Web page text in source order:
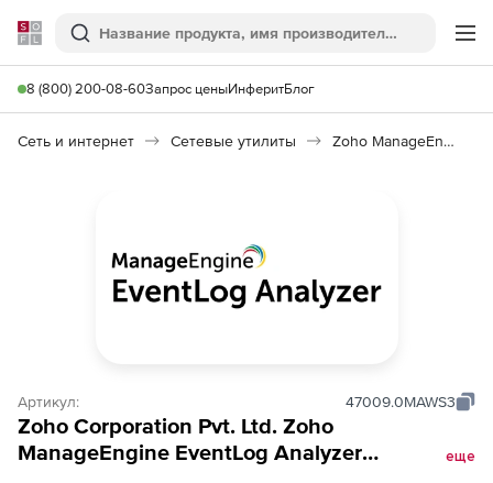
Softline
Поиск
8 (800) 200-08-60Запрос ценыИнферитБлог
Сеть и интернет Сетевые утилиты Zoho ManageEngine EventLog Analyzer
Артикул: 47009.0MAWS3
Zoho Corporation Pvt. Ltd. Zoho
ManageEngine EventLog Analyzer
еще